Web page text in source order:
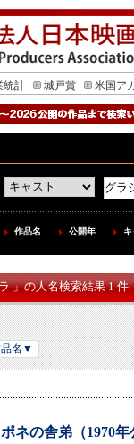
統計 城戸賞 米国ア
作品名 公開年
」の人名検索結果 1 件
名▼
ネの舎弟（1970年